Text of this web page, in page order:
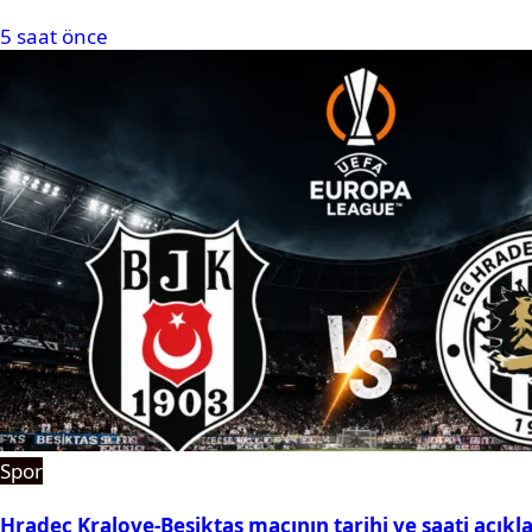
5 saat önce
Spor
Hradec Kralove-Beşiktaş maçının tarihi ve saati